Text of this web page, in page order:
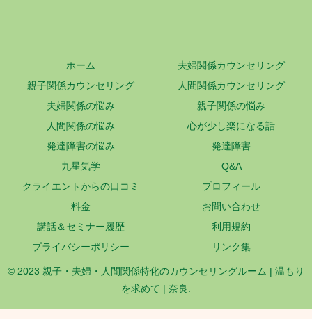
ホーム
夫婦関係カウンセリング
親子関係カウンセリング
人間関係カウンセリング
夫婦関係の悩み
親子関係の悩み
人間関係の悩み
心が少し楽になる話
発達障害の悩み
発達障害
九星気学
Q&A
クライエントからの口コミ
プロフィール
料金
お問い合わせ
講話＆セミナー履歴
利用規約
プライバシーポリシー
リンク集
© 2023 親子・夫婦・人間関係特化のカウンセリングルーム | 温もり
を求めて | 奈良.